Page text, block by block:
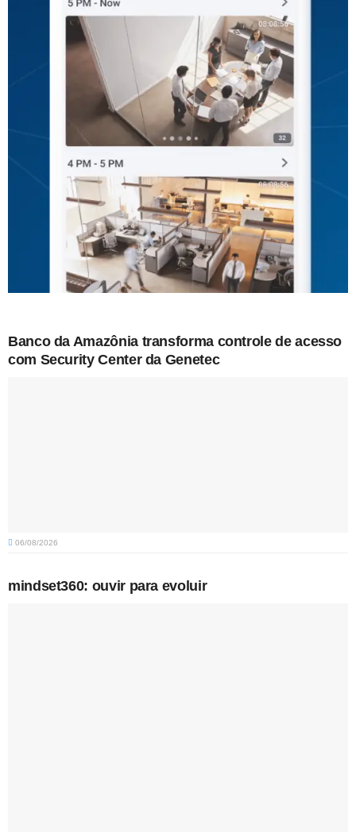
Banco da Amazônia transforma controle de acesso
com Security Center da Genetec
06/08/2026
mindset360: ouvir para evoluir